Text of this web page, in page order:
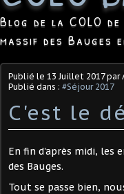
Blog de la COLO
massif des Bauges
Publié le 13 Juillet 2017par
Publié dans : #Séjour 2017
C'est le
En fin d'après midi, les
des Bauges.
Tout se passe bien,